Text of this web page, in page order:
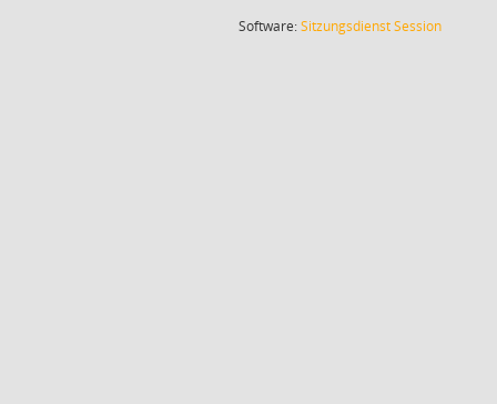
Software:SitzungsdienstSession(Wird in